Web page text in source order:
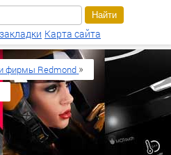
фирмы Redmond »
Карта сайта